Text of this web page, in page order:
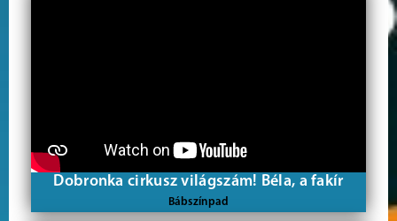
Dobronka cirkusz világszám! Béla, a fakír
Bábszínpad